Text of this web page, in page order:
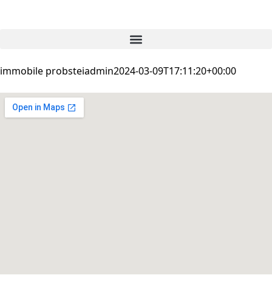
immobile probsteiadmin2024-03-09T17:11:20+00:00